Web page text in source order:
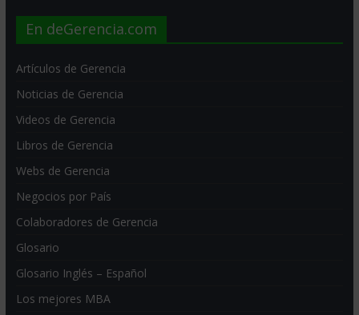
En deGerencia.com
Artículos de Gerencia
Noticias de Gerencia
Videos de Gerencia
Libros de Gerencia
Webs de Gerencia
Negocios por País
Colaboradores de Gerencia
Glosario
Glosario Inglés – Español
Los mejores MBA